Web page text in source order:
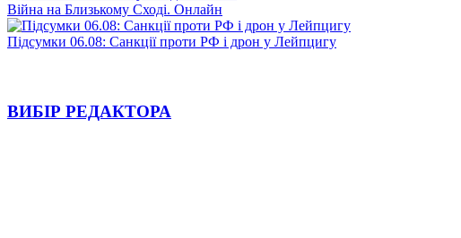
Війна на Близькому Сході. Онлайн
Підсумки 06.08: Санкції проти РФ і дрон у Лейпцигу
ВИБІР РЕДАКТОРА